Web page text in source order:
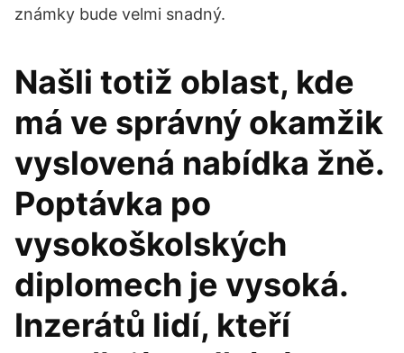
známky bude velmi snadný.
Našli totiž oblast, kde
má ve správný okamžik
vyslovená nabídka žně.
Poptávka po
vysokoškolských
diplomech je vysoká.
Inzerátů lidí, kteří